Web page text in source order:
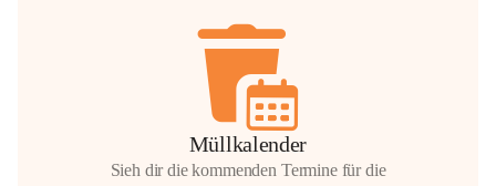
Müllkalender
Sieh dir die kommenden Termine für die